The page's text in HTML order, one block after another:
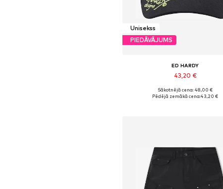
Unisekss
PIEDĀVĀJUMS
ED HARDY
43,20 €
Pieejamie izmēri: 55-60
Sākotnējā cena: 48,00 €
Pēdējā zemākā cena:43,20 €